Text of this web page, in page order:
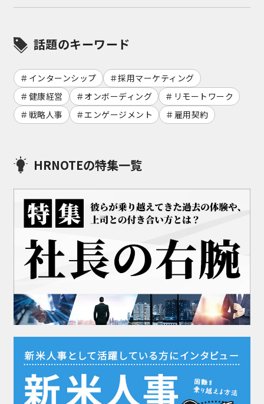
話題のキーワード
インターンシップ
採用マーケティング
健康経営
オンボーディング
リモートワーク
戦略人事
エンゲージメント 雇用契約
HRNOTEの特集一覧